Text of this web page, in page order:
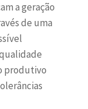
a geração
de uma
produtivo